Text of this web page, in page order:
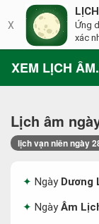
XEM LỊCH
Lịch âm
lịch vạn niên ngày
Ngày Dương
NgàyÂm
X
Ứng
xác